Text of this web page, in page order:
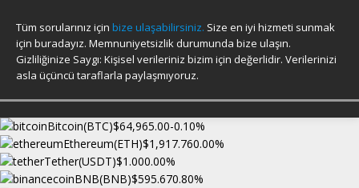
Tüm sorularınız için bize ulaşabilirsiniz. Size en iyi hizmeti sunmak
için buradayız. Memnuniyetsizlik durumunda bize ulaşın.
Gizliliğinize Saygı: Kişisel verileriniz bizim için değerlidir. Verilerinizi
asla üçüncü taraflarla paylaşmıyoruz.
Bitcoin(BTC)$64,965.00-0.10%
Ethereum(ETH)$1,917.760.00%
Tether(USDT)$1.000.00%
BNB(BNB)$595.670.80%